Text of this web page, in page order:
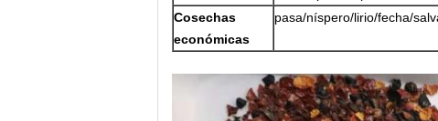
Cosechas
económicas
pasa/níspero/lirio/fecha/